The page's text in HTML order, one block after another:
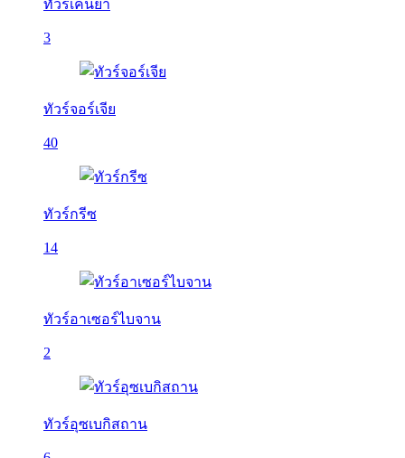
ทัวร์เคนย่า
3
ทัวร์จอร์เจีย
40
ทัวร์กรีซ
14
ทัวร์อาเซอร์ไบจาน
2
ทัวร์อุซเบกิสถาน